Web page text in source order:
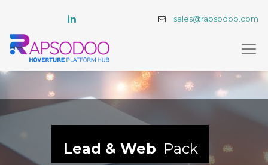
sales@rapsodoo.com
Lead & Web Pack